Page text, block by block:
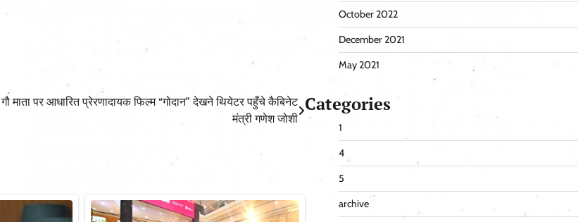
गौ माता पर आधारित प्रेरणादायक फिल्म “गोदान” देखने थियेटर पहुँचे कैबिनेट
मंत्री गणेश जोशी
October 2022
December 2021
May 2021
Categories
1
4
5
archive